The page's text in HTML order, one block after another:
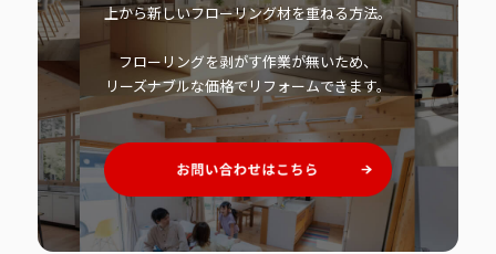
上から新しいフローリング材を重ねる方法。
フローリングを剥がす作業が無いため、
リーズナブルな価格でリフォームできます。